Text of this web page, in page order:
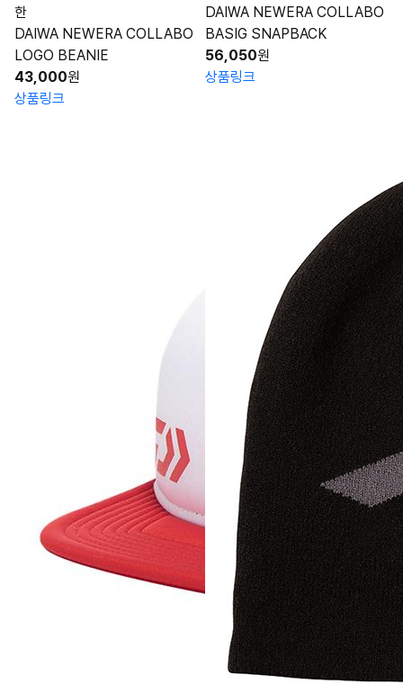
한
DAIWA NEWERA COLLABO
LOGO BEANIE
43,000원
상품링크
DAIWA NEWERA COLLABO
BASIG SNAPBACK
56,050원
상품링크